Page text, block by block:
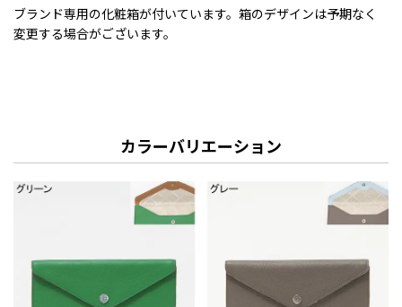
ブランド専用の化粧箱が付いています。箱のデザインは予期なく
変更する場合がございます。
カラーバリエーション